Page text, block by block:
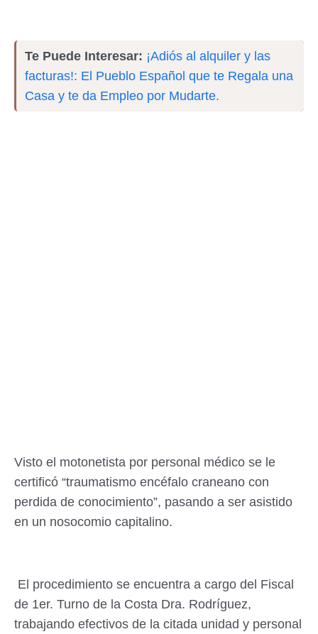
Te Puede Interesar: ¡Adiós al alquiler y las
facturas!: El Pueblo Español que te Regala una
Casa y te da Empleo por Mudarte.
Visto el motonetista por personal médico se le
certificó “traumatismo encéfalo craneano con
perdida de conocimiento”, pasando a ser asistido
en un nosocomio capitalino.
El procedimiento se encuentra a cargo del Fiscal
de 1er. Turno de la Costa Dra. Rodríguez,
trabajando efectivos de la citada unidad y personal